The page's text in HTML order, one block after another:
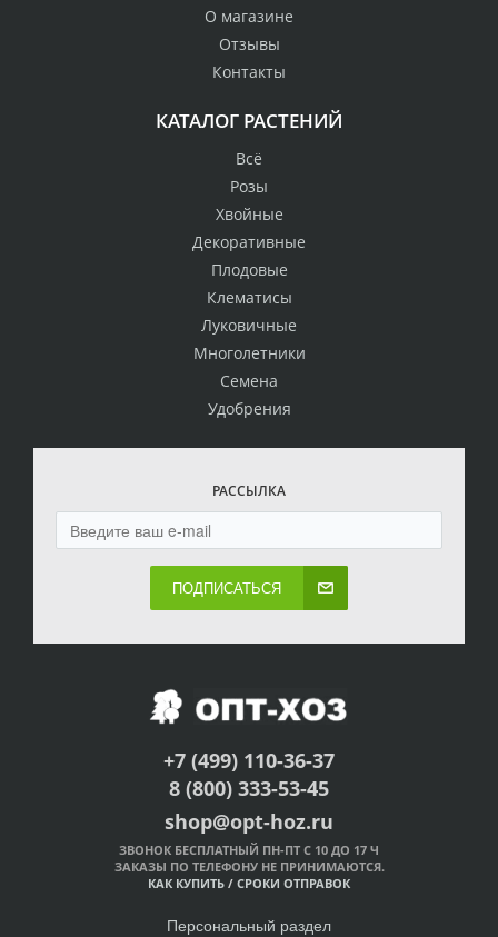
О магазине
Отзывы
Контакты
КАТАЛОГ РАСТЕНИЙ
Всё
Розы
Хвойные
Декоративные
Плодовые
Клематисы
Луковичные
Многолетники
Семена
Удобрения
РАССЫЛКА
ПОДПИСАТЬСЯ
+7 (499) 110-36-37
8 (800) 333-53-45
shop@opt-hoz.ru
ЗВОНОК БЕСПЛАТНЫЙ ПН-ПТ С 10 ДО 17 Ч
ЗАКАЗЫ ПО ТЕЛЕФОНУ НЕ ПРИНИМАЮТСЯ.
КАК КУПИТЬ / СРОКИ ОТПРАВОК
Персональный раздел